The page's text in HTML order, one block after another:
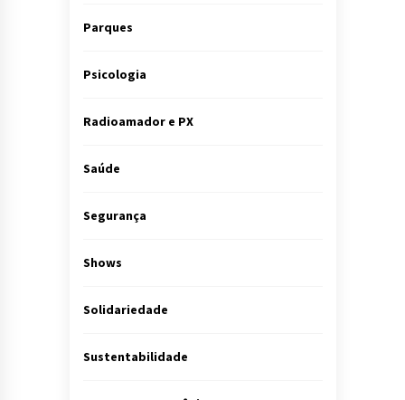
Parques
Psicologia
Radioamador e PX
Saúde
Segurança
Shows
Solidariedade
Sustentabilidade